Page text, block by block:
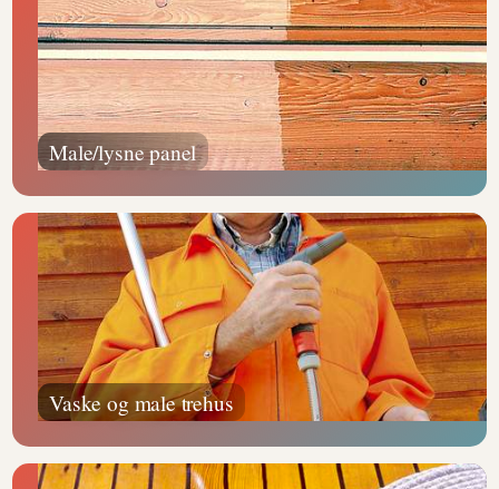
Male/lysne panel
Vaske og male trehus